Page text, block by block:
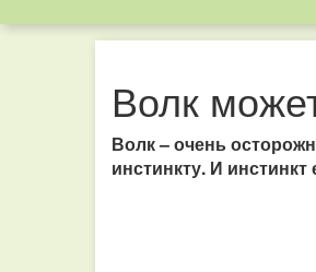
Волк
Волк – очень
инстинкту. И